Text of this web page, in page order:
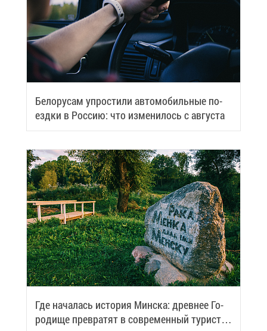
Бе­ло­ру­сам упро­сти­ли ав­то­мо­биль­ные по­
езд­ки в Рос­сию: что из­ме­ни­лось с ав­гу­ста
Где на­ча­лась ис­то­рия Мин­ска: древ­нее Го­
ро­ди­ще пре­вра­тят в со­вре­мен­ный ту­ри­сти­